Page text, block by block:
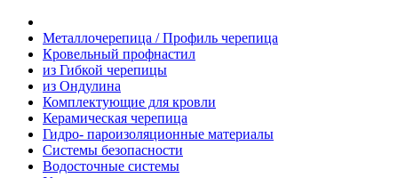
Металлочерепица / Профиль черепица
Кровельный профнастил
из Гибкой черепицы
из Ондулина
Комплектующие для кровли
Керамическая черепица
Гидро- пароизоляционные материалы
Системы безопасности
Водосточные системы